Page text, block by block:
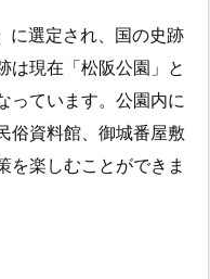
に選定され、国の史跡
は現在「松阪公園」と
っています。公園内に
俗資料館、御城番屋敷
を楽しむことができま